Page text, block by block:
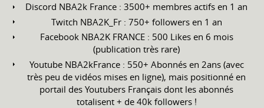
Discord NBA2k France : 3500+ membres actifs en 1 an
Twitch NBA2K_Fr : 750+ followers en 1 an
Facebook NBA2K FRANCE : 500 Likes en 6 mois
(publication très rare)
Youtube NBA2kFrance : 550+ Abonnés en 2ans (avec
très peu de vidéos mises en ligne), mais positionné en
portail des Youtubers Français dont les abonnés
totalisent + de 40k followers !